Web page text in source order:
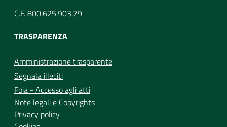
C.F. 800.625.903.79
TRASPARENZA
Amministrazione trasparente
Segnala illeciti
Foia - Accesso agli atti
Note legalie Copyrights
Privacy policy